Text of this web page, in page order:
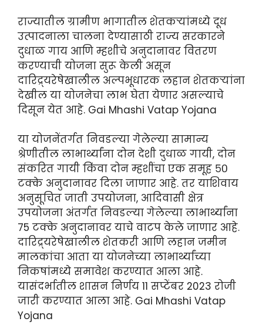
राज्यातील ग्रामीण भागातील शेतकऱ्यांमध्ये दूध
उत्पादनाला चालना देण्यासाठी राज्य सरकारने
दुधाळ गाय आणि म्हशीचे अनुदानावर वितरण
करण्याची योजना सुरू केली असून
दारिद्र्यरेषेखालील अल्पभूधारक लहान शेतकऱ्यांना
देखील या योजनेचा लाभ घेता येणार असल्याचे
दिसून येत आहे. Gai Mhashi Vatap Yojana
या योजनेंतर्गत निवडल्या गेलेल्या सामान्य
श्रेणीतील लाभार्थ्यांना दोन देशी दुधाळ गायी, दोन
संकरित गायी किंवा दोन म्हशींचा एक समूह ५०
टक्के अनुदानावर दिला जाणार आहे. तर याशिवाय
अनुसूचित जाती उपयोजना, आदिवासी क्षेत्र
उपयोजना अंतर्गत निवडल्या गेलेल्या लाभार्थ्यांना
75 टक्के अनुदानावर याचे वाटप केले जाणार आहे.
दारिद्र्यरेषेखालील शेतकरी आणि लहान जमीन
मालकांचा आता या योजनेच्या लाभार्थ्यांच्या
निकषांमध्ये समावेश करण्यात आला आहे.
यासंदर्भातील शासन निर्णय 11 सप्टेंबर 2023 रोजी
जारी करण्यात आला आहे. Gai Mhashi Vatap
Yojana